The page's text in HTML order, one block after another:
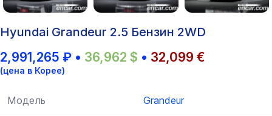
Hyundai Grandeur 2.5 Бензин 2WD
2,991,265 ₽ • 36,962 $ • 32,099 €
(цена в Корее)
Модель Grandeur